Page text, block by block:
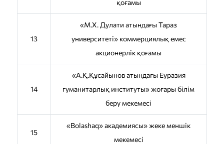
қоғамы
13
«М.Х. Дулати атындағы Тараз
университеті» коммерциялық емес
акционерлік қоғамы
14
«А.Қ.Құсайынов атындағы Еуразия
гуманитарлық институты» жоғары білім
беру мекемесі
15
«Bolashaq» академиясы» жеке меншік
мекемесі